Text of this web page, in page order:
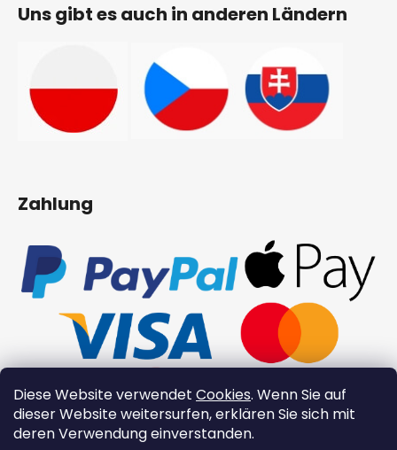
Diese Website verwendet Cookies. Wenn Sie auf
dieser Website weitersurfen, erklären Sie sich mit
deren Verwendung einverstanden.
Uns gibt es auch in anderen Ländern
Zahlung